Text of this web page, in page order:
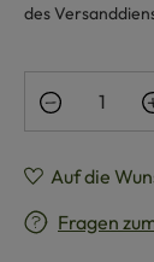
des
Produkt
Auf die
Fragen